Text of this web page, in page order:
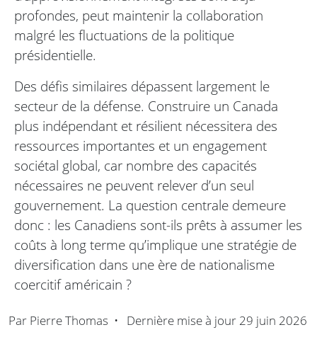
profondes, peut maintenir la collaboration
malgré les fluctuations de la politique
présidentielle.
Des défis similaires dépassent largement le
secteur de la défense. Construire un Canada
plus indépendant et résilient nécessitera des
ressources importantes et un engagement
sociétal global, car nombre des capacités
nécessaires ne peuvent relever d’un seul
gouvernement. La question centrale demeure
donc : les Canadiens sont-ils prêts à assumer les
coûts à long terme qu’implique une stratégie de
diversification dans une ère de nationalisme
coercitif américain ?
Par Pierre Thomas • Dernière mise à jour 29 juin 2026